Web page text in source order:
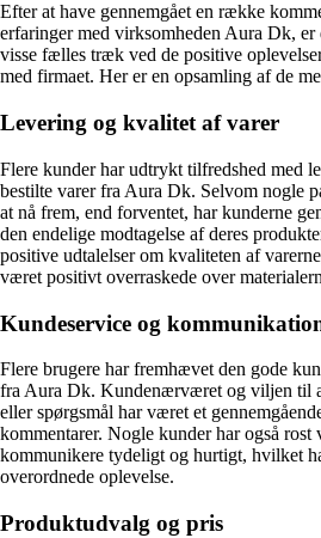
Efter at have gennemgået en række
erfaringer med virksomheden Aura Dk, er
visse fælles træk ved de positive
med firmaet. Her er en opsamling af de
Levering og kvalitet af varer
Flere kunder har udtrykt tilfredshed med
bestilte varer fra Aura Dk. Selvom nogle
at nå frem, end forventet, har kunderne
den endelige modtagelse af deres
positive udtalelser om kvaliteten af
været positivt overraskede over
Kundeservice og
Flere brugere har fremhævet den gode
fra Aura Dk. Kundenærværet og viljen til
eller spørgsmål har været et
kommentarer. Nogle kunder har også rost
kommunikere tydeligt og hurtigt, hvilket
overordnede oplevelse.
Produktudvalg og pris